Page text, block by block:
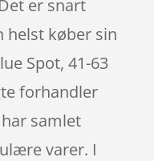
er snart
helst køber sin
Spot, 41-63
forhandler
samlet
varer. I